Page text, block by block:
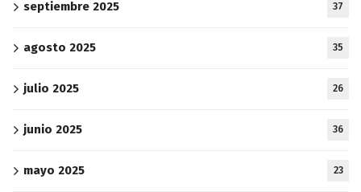
septiembre 2025 37
agosto 2025 35
julio 2025 26
junio 2025 36
mayo 2025 23